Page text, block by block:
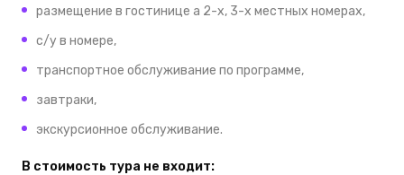
размещение в гостинице а 2-х, 3-х местных номерах,
с/у в номере,
транспортное обслуживание по программе,
завтраки,
экскурсионное обслуживание.
В стоимость тура не входит: